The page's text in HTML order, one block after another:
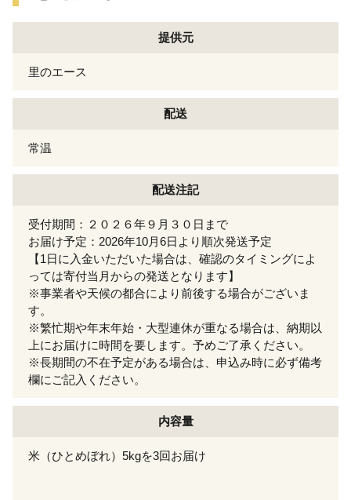
提供元
里のエース
配送
常温
配送注記
受付期間：２０２６年９月３０日まで
お届け予定：2026年10月6日より順次発送予定
【1日に入金いただいた場合は、確認のタイミングによ
っては寄付当月からの発送となります】
※事業者や天候の都合により前後する場合がございま
す。
※繁忙期や年末年始・大型連休が重なる場合は、納期以
上にお届けに時間を要します。予めご了承ください。
※長期間の不在予定がある場合は、申込み時に必ず備考
欄にご記入ください。
内容量
米（ひとめぼれ）5kgを3回お届け